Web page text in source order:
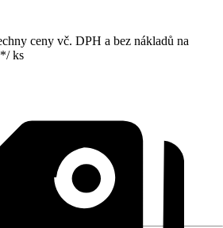
ceny vč. DPH a bez nákladů na
*/ ks